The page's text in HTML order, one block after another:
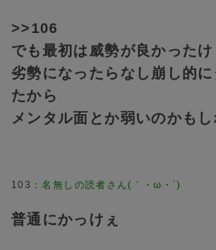
>>106
でも最初は威勢が良かった
劣勢になったらなし崩し的
たから
メンタル面とか弱いのかもし
103
普通にかっけぇ